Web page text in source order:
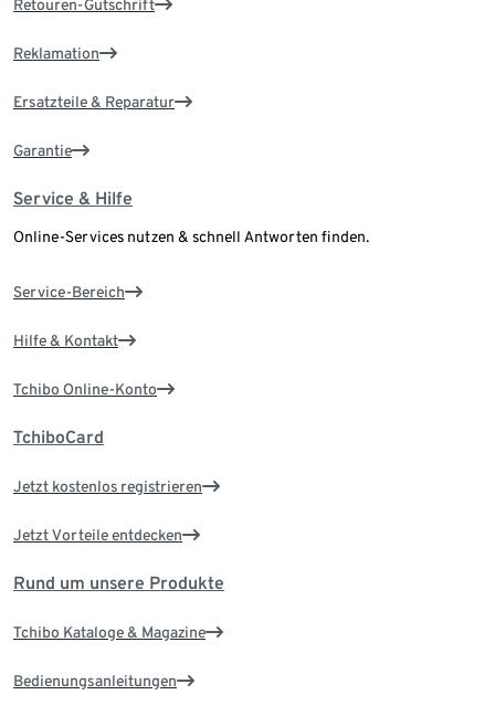
Retouren-Gutschrift
Reklamation
Ersatzteile & Reparatur
Garantie
Service & Hilfe
Online-Services nutzen & schnell Antworten finden.
Service-Bereich
Hilfe & Kontakt
Tchibo Online-Konto
TchiboCard
Jetzt kostenlos registrieren
Jetzt Vorteile entdecken
Rund um unsere Produkte
Tchibo Kataloge & Magazine
Bedienungsanleitungen